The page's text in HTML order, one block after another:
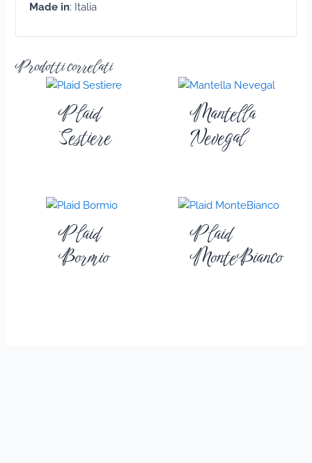
Made in: Italia
Prodotti correlati
Plaid
Sestiere
Mantella
Nevegal
Plaid
Bormio
Plaid
MonteBianco